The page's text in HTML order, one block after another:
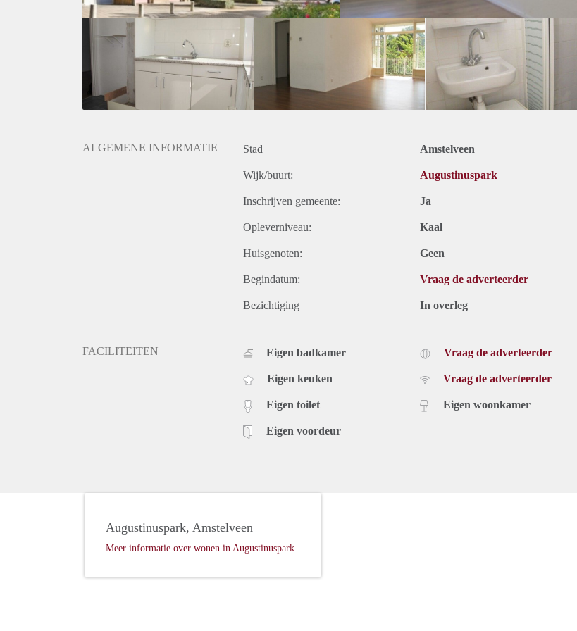
ALGEMENE INFORMATIE Stad Amstelveen
Wijk/buurt: Augustinuspark
Inschrijven gemeente: Ja
Opleverniveau: Kaal
Huisgenoten: Geen
Begindatum: Vraag de adverteerder
Bezichtiging In overleg
FACILITEITEN Eigen badkamer
Eigen keuken
Eigen toilet
Eigen voordeur
Vraag de adverteerder
Vraag de adverteerder
Eigen woonkamer
Augustinuspark, Amstelveen
Meer informatie over wonen in Augustinuspark